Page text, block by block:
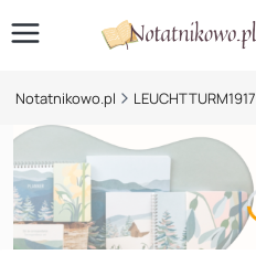
Notatnikowo.pl LEUCHTTURM1917